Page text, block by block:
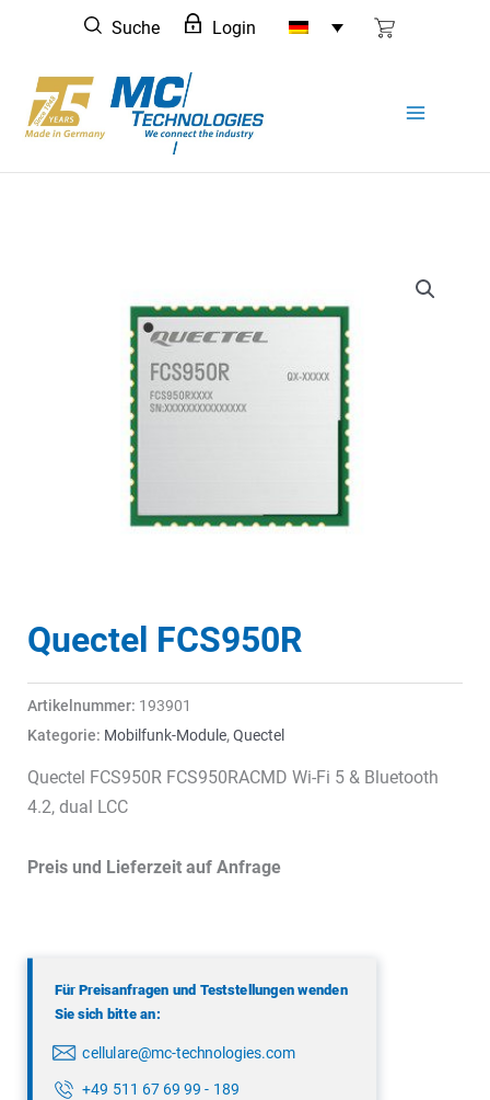
springen
Suche Login
Quectel FCS950R
Artikelnummer: 193901
Kategorie: Mobilfunk-Module,Quectel
Quectel FCS950R FCS950RACMD Wi-Fi 5 & Bluetooth
4.2, dual LCC
Preis und Lieferzeit auf Anfrage
Für Preisanfragen und Teststellungen wenden
Sie sich bitte an:
cellulare@mc-technologies.com
+49 511 67 69 99 - 189